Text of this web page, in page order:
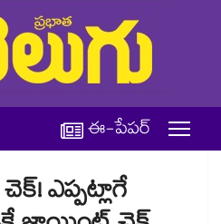
ఈ-పేపర్
ఎప్పట్లాగే